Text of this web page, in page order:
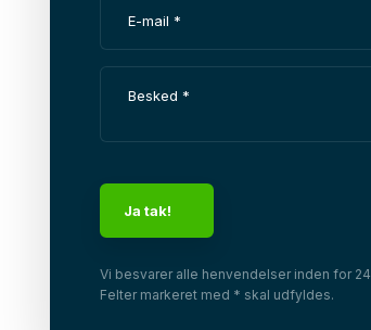
Vi besvarer alle henvendelser inden for
Felter markeret med * skal udfyldes.​